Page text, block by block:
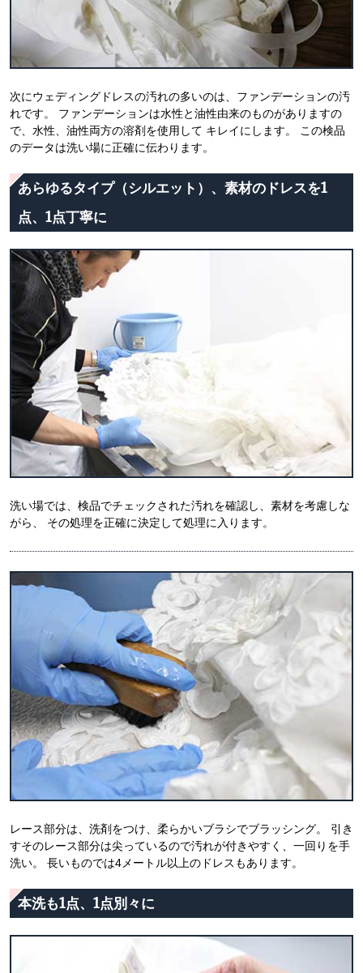
次にウェディングドレスの汚れの多いのは、ファンデーションの汚
れです。 ファンデーションは水性と油性由来のものがありますの
で、水性、油性両方の溶剤を使用して キレイにします。 この検品
のデータは洗い場に正確に伝わります。
あらゆるタイプ（シルエット）、素材のドレスを1
点、1点丁寧に
洗い場では、検品でチェックされた汚れを確認し、素材を考慮しな
がら、 その処理を正確に決定して処理に入ります。
レース部分は、洗剤をつけ、柔らかいブラシでブラッシング。 引き
すそのレース部分は尖っているので汚れが付きやすく、一回りを手
洗い。 長いものでは4メートル以上のドレスもあります。
本洗も1点、1点別々に